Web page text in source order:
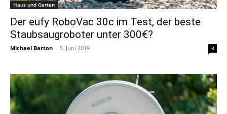
Haus und Garten
Der eufy RoboVac 30c im Test, der beste
Staubsaugroboter unter 300€?
Michael Barton - 5. Juni 2019 3